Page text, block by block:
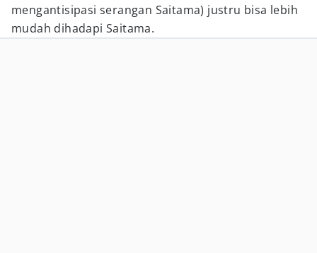
mengantisipasi serangan Saitama) justru bisa lebih
mudah dihadapi Saitama.